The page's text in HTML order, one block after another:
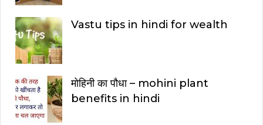
Vastu tips in hindi for wealth
मोहिनी का पौधा – mohini plant
benefits in hindi